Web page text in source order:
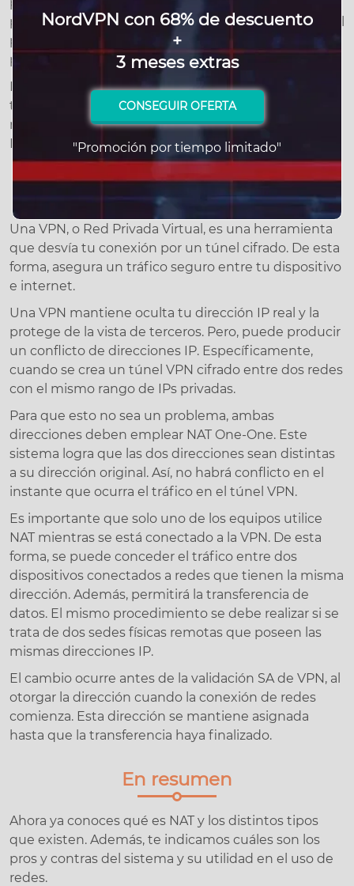
permitir un tráfico entre las redes IPv6 e IPv4. Pero el
protocolo no funciona para traducir direcciones IPv6
públicas y privadas.
Network Address Translation para IPv6 no debe
tomarse como plan a largo plazo. Al contrario, es un
método temporal para apoyar en la transición de
IPv4 a IPv6.
NAT y VPN
Una VPN, o Red Privada Virtual, es una herramienta
que desvía tu conexión por un túnel cifrado. De esta
forma, asegura un tráfico seguro entre tu dispositivo
e internet.
Una VPN mantiene oculta tu dirección IP real y la
protege de la vista de terceros. Pero, puede producir
un conflicto de direcciones IP. Específicamente,
cuando se crea un túnel VPN cifrado entre dos redes
con el mismo rango de IPs privadas.
Para que esto no sea un problema, ambas
direcciones deben emplear NAT One-One. Este
sistema logra que las dos direcciones sean distintas
a su dirección original. Así, no habrá conflicto en el
instante que ocurra el tráfico en el túnel VPN.
Es importante que solo uno de los equipos utilice
NAT mientras se está conectado a la VPN. De esta
forma, se puede conceder el tráfico entre dos
dispositivos conectados a redes que tienen la misma
dirección. Además, permitirá la transferencia de
datos. El mismo procedimiento se debe realizar si se
trata de dos sedes físicas remotas que poseen las
mismas direcciones IP.
El cambio ocurre antes de la validación SA de VPN, al
otorgar la dirección cuando la conexión de redes
comienza. Esta dirección se mantiene asignada
hasta que la transferencia haya finalizado.
En resumen
Ahora ya conoces qué es NAT y los distintos tipos
que existen. Además, te indicamos cuáles son los
pros y contras del sistema y su utilidad en el uso de
redes.
NordVPN con 68% de descuento
+
3 meses extras
CONSEGUIR OFERTA
"Promoción por tiempo limitado"